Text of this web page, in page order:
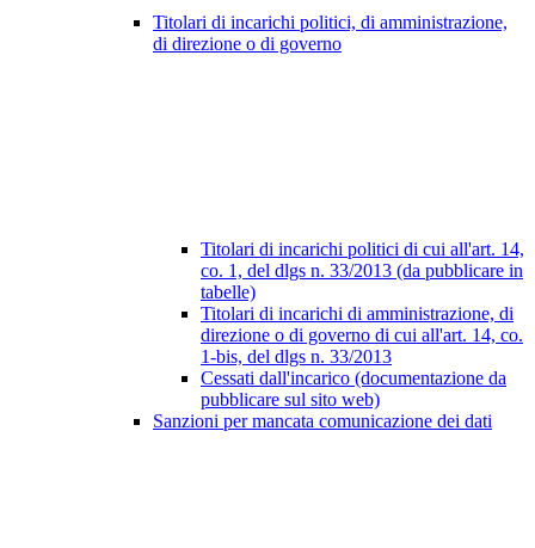
Titolari di incarichi politici, di amministrazione,
di direzione o di governo
Titolari di incarichi politici di cui all'art. 14,
co. 1, del dlgs n. 33/2013 (da pubblicare in
tabelle)
Titolari di incarichi di amministrazione, di
direzione o di governo di cui all'art. 14, co.
1-bis, del dlgs n. 33/2013
Cessati dall'incarico (documentazione da
pubblicare sul sito web)
Sanzioni per mancata comunicazione dei dati